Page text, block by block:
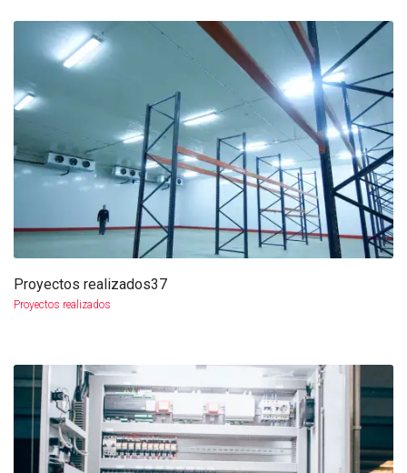
más info
Proyectos realizados37
Proyectos realizados